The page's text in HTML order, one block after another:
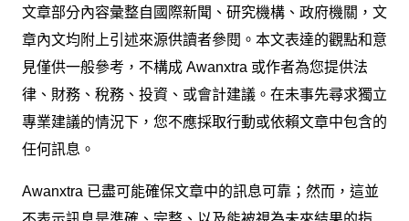
文章部分內容彙整自國際新聞、研究機構、政府機關，文
章內文均附上引述來源供讀者參閱。本文表達的觀點和意
見僅供一般參考，不構成 Awanxtra 或作者為您提供法
律、財務、稅務、投資、或會計建議。在未事先尋求獨立
專業建議的情況下，您不應採取行動或依賴文章中包含的
任何訊息。
Awanxtra 已盡可能確保文章中的訊息可靠；然而，這並